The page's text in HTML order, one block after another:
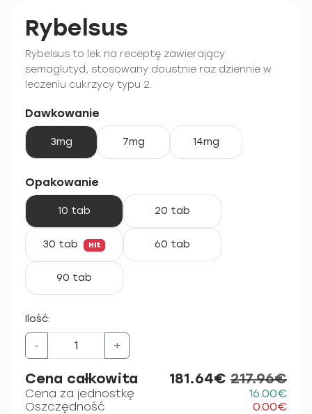
Rybelsus
Rybelsus to lek na receptę zawierający
semaglutyd, stosowany doustnie raz dziennie w
leczeniu cukrzycy typu 2.
Dawkowanie
3mg 7mg 14mg
Opakowanie
10 tab 20 tab
30 tab Hit 60 tab
90 tab
Ilość:
- +
Cena całkowita 181.64€ 217.96€
Cena za jednostkę
16.00€
Oszczędność
0.00€